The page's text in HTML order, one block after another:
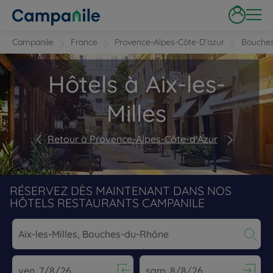
Campanile France Provence-Alpes-Côte-D’azur
Hôtels à Aix-les-
Milles
Retour à Provence-Alpes-Côte-d'Azur
RÉSERVEZ DÈS MAINTENANT DANS NOS
HÔTELS RESTAURANTS CAMPANILE